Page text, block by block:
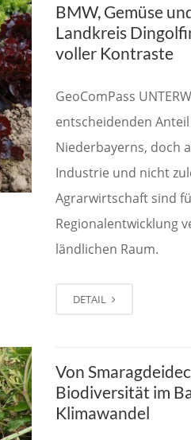
BMW, Gemüse
Landkreis
voller Kontraste
GeoComPass
entscheidenden
Niederbayerns, doch
Industrie und nicht
Agrarwirtschaft sind
Regionalentwicklung
ländlichen Raum.
DETAIL
Von
Biodiversität im
Klimawandel